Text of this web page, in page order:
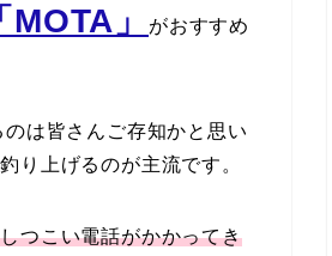
」
がおすすめ
は皆さんご存知かと思い
り上げるのが主流です。
つこい電話がかかってき